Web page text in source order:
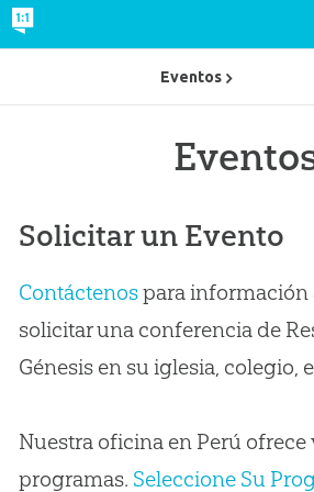
Solicitar un Evento
Contáctenospara información
solicitar una conferencia de
Génesis en su iglesia, colegio,
Nuestra oficina en Perú ofrece
programas. Seleccione Su
Eventos